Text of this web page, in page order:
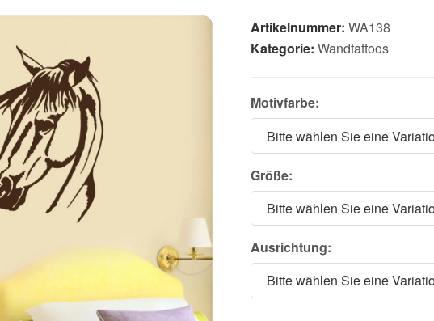
Artikelnummer: WA138
Kategorie: Wandtattoos
Motivfarbe:
Bitte wählen Sie eine
Größe:
Bitte wählen Sie eine
Ausrichtung:
Bitte wählen Sie eine